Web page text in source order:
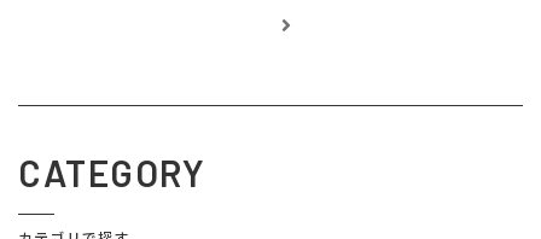
CATEGORY